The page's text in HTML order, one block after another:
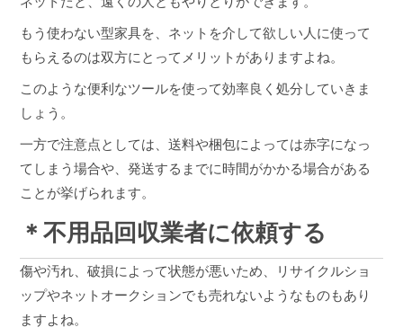
もう使わない型家具を、ネットを介して欲しい人に使って
もらえるのは双方にとってメリットがありますよね。
このような便利なツールを使って効率良く処分していきま
しょう。
一方で注意点としては、送料や梱包によっては赤字になっ
てしまう場合や、発送するまでに時間がかかる場合がある
ことが挙げられます。
＊不用品回収業者に依頼する
傷や汚れ、破損によって状態が悪いため、リサイクルショ
ップやネットオークションでも売れないようなものもあり
ますよね。